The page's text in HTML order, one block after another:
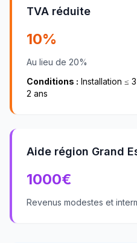
TVA réduite
10%
Au lieu de 20%
Conditions : Installation ≤
2 ans
Aide région Grand
1000€
Revenus modestes et